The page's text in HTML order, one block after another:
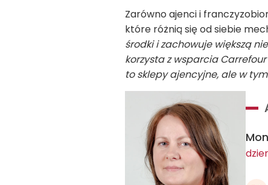
Zarówno ajenci i
które różnią się od siebie
środki i zachowuje większą
korzysta z wsparcia Carrefour
to sklepy ajencyjne, ale w